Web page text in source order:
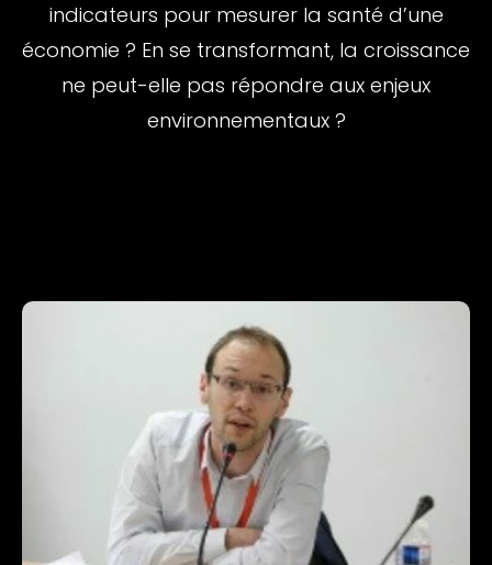
indicateurs pour mesurer la santé d’une
économie ? En se transformant, la croissance
ne peut-elle pas répondre aux enjeux
environnementaux ?